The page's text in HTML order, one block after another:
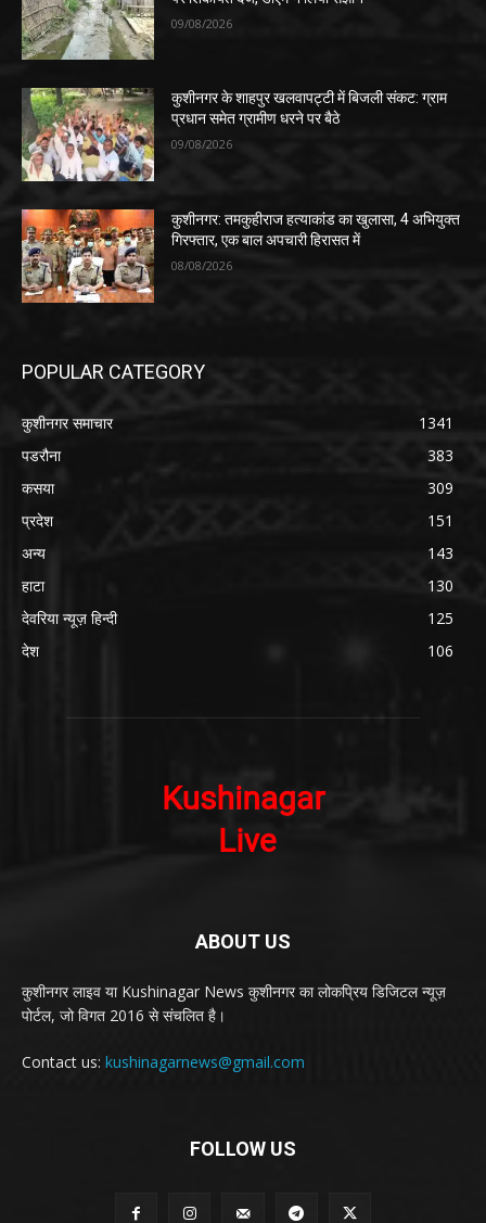
09/08/2026
कुशीनगर के शाहपुर खलवापट्टी में बिजली संकट: ग्राम
प्रधान समेत ग्रामीण धरने पर बैठे
09/08/2026
कुशीनगर: तमकुहीराज हत्याकांड का खुलासा, 4 अभियुक्त
गिरफ्तार, एक बाल अपचारी हिरासत में
08/08/2026
POPULAR CATEGORY
कुशीनगर समाचार
1341
पडरौना
383
कसया
309
प्रदेश
151
अन्य
143
हाटा
130
देवरिया न्यूज़ हिन्दी
125
देश
106
ABOUT US
कुशीनगर लाइव या Kushinagar News कुशीनगर का लोकप्रिय डिजिटल न्यूज़
पोर्टल, जो विगत 2016 से संचलित है।
Contact us: kushinagarnews@gmail.com
FOLLOW US